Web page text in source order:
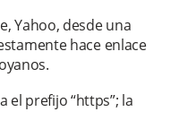
Yahoo, desde una
hace enlace
el prefijo “https”; la